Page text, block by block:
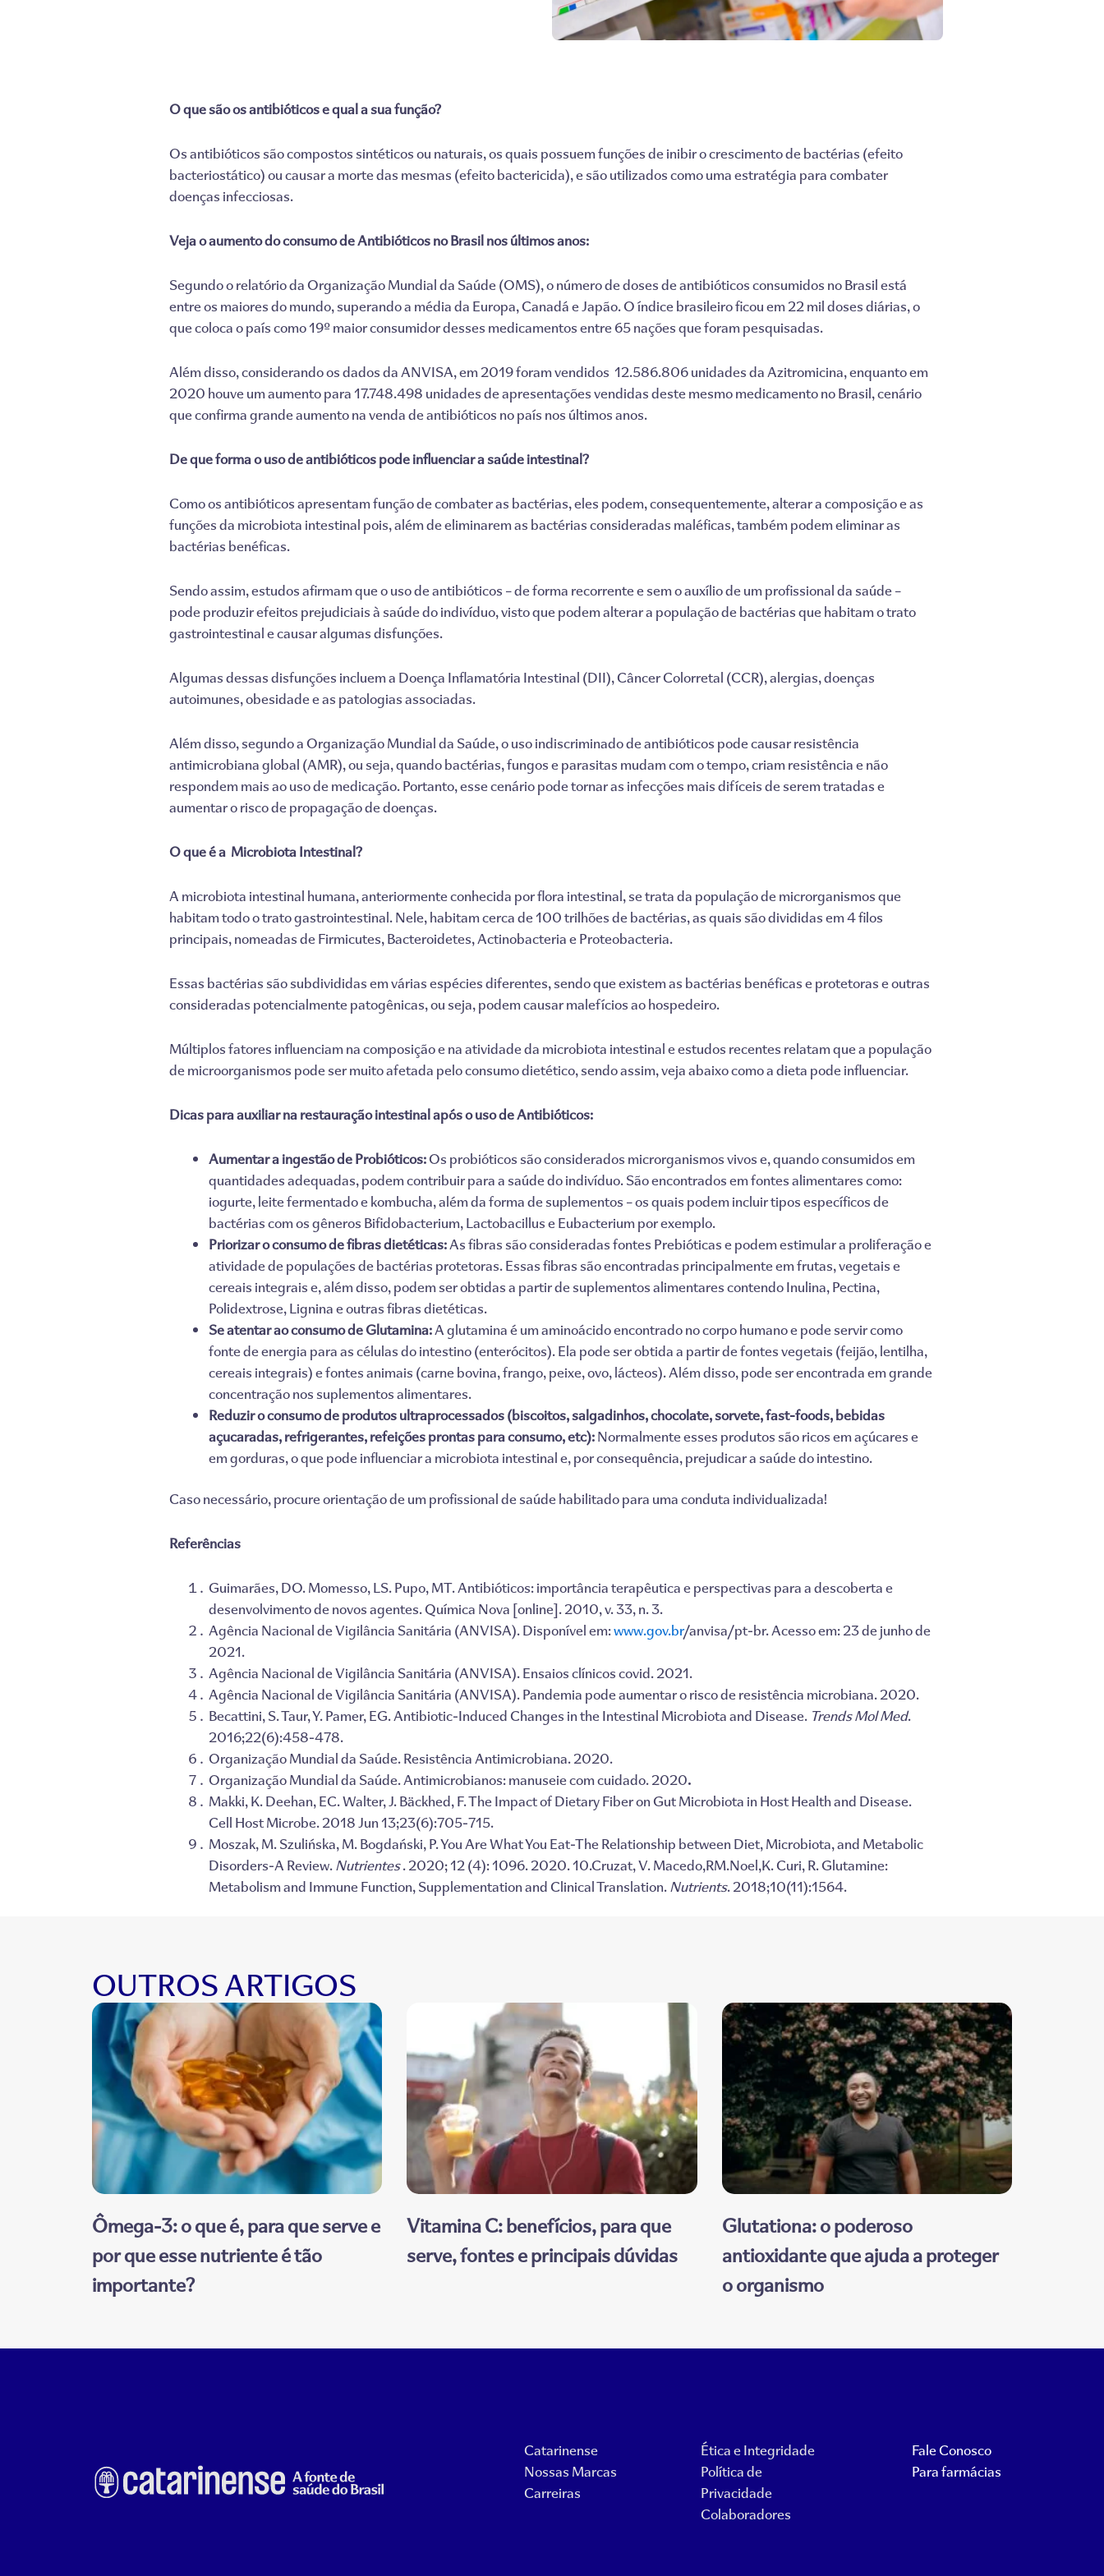
O que são os antibióticos e qual a sua função?
Os antibióticos são compostos sintéticos ou naturais, os quais possuem funções de inibir o crescimento de bactérias (efeito
bacteriostático) ou causar a morte das mesmas (efeito bactericida), e são utilizados como uma estratégia para combater
doenças infecciosas.
Veja o aumento do consumo de Antibióticos no Brasil nos últimos anos:
Segundo o relatório da Organização Mundial da Saúde (OMS), o número de doses de antibióticos consumidos no Brasil está
entre os maiores do mundo, superando a média da Europa, Canadá e Japão. O índice brasileiro ficou em 22 mil doses diárias, o
que coloca o país como 19º maior consumidor desses medicamentos entre 65 nações que foram pesquisadas.
Além disso, considerando os dados da ANVISA, em 2019 foram vendidos 12.586.806 unidades da Azitromicina, enquanto em
2020 houve um aumento para 17.748.498 unidades de apresentações vendidas deste mesmo medicamento no Brasil, cenário
que confirma grande aumento na venda de antibióticos no país nos últimos anos.
De que forma o uso de antibióticos pode influenciar a saúde intestinal?
Como os antibióticos apresentam função de combater as bactérias, eles podem, consequentemente, alterar a composição e as
funções da microbiota intestinal pois, além de eliminarem as bactérias consideradas maléficas, também podem eliminar as
bactérias benéficas.
Sendo assim, estudos afirmam que o uso de antibióticos – de forma recorrente e sem o auxílio de um profissional da saúde –
pode produzir efeitos prejudiciais à saúde do indivíduo, visto que podem alterar a população de bactérias que habitam o trato
gastrointestinal e causar algumas disfunções.
Algumas dessas disfunções incluem a Doença Inflamatória Intestinal (DII), Câncer Colorretal (CCR), alergias, doenças
autoimunes, obesidade e as patologias associadas.
Além disso, segundo a Organização Mundial da Saúde, o uso indiscriminado de antibióticos pode causar resistência
antimicrobiana global (AMR), ou seja, quando bactérias, fungos e parasitas mudam com o tempo, criam resistência e não
respondem mais ao uso de medicação. Portanto, esse cenário pode tornar as infecções mais difíceis de serem tratadas e
aumentar o risco de propagação de doenças.
O que é a Microbiota Intestinal?
A microbiota intestinal humana, anteriormente conhecida por flora intestinal, se trata da população de microrganismos que
habitam todo o trato gastrointestinal. Nele, habitam cerca de 100 trilhões de bactérias, as quais são divididas em 4 filos
principais, nomeadas de Firmicutes, Bacteroidetes, Actinobacteria e Proteobacteria.
Essas bactérias são subdivididas em várias espécies diferentes, sendo que existem as bactérias benéficas e protetoras e outras
consideradas potencialmente patogênicas, ou seja, podem causar malefícios ao hospedeiro.
Múltiplos fatores influenciam na composição e na atividade da microbiota intestinal e estudos recentes relatam que a população
de microorganismos pode ser muito afetada pelo consumo dietético, sendo assim, veja abaixo como a dieta pode influenciar.
Dicas para auxiliar na restauração intestinal após o uso de Antibióticos:
Aumentar a ingestão de Probióticos:Os probióticos são considerados microrganismos vivos e, quando consumidos em
quantidades adequadas, podem contribuir para a saúde do indivíduo. São encontrados em fontes alimentares como:
iogurte, leite fermentado e kombucha, além da forma de suplementos – os quais podem incluir tipos específicos de
bactérias com os gêneros Bifidobacterium, Lactobacillus e Eubacterium por exemplo.
Priorizar o consumo de fibras dietéticas:As fibras são consideradas fontes Prebióticas e podem estimular a proliferação e
atividade de populações de bactérias protetoras. Essas fibras são encontradas principalmente em frutas, vegetais e
cereais integrais e, além disso, podem ser obtidas a partir de suplementos alimentares contendo Inulina, Pectina,
Polidextrose, Lignina e outras fibras dietéticas.
Se atentar ao consumo de Glutamina:A glutamina é um aminoácido encontrado no corpo humano e pode servir como
fonte de energia para as células do intestino (enterócitos). Ela pode ser obtida a partir de fontes vegetais (feijão, lentilha,
cereais integrais) e fontes animais (carne bovina, frango, peixe, ovo, lácteos). Além disso, pode ser encontrada em grande
concentração nos suplementos alimentares.
Reduzir o consumo de produtos ultraprocessados (biscoitos, salgadinhos, chocolate, sorvete, fast-foods, bebidas
açucaradas, refrigerantes, refeições prontas para consumo, etc):Normalmente esses produtos são ricos em açúcares e
em gorduras, o que pode influenciar a microbiota intestinal e, por consequência, prejudicar a saúde do intestino.
Caso necessário, procure orientação de um profissional de saúde habilitado para uma conduta individualizada!
Referências
Guimarães, DO. Momesso, LS. Pupo, MT. Antibióticos: importância terapêutica e perspectivas para a descoberta e
desenvolvimento de novos agentes. Química Nova [online]. 2010, v. 33, n. 3.
Agência Nacional de Vigilância Sanitária (ANVISA). Disponível em:www.gov.br/anvisa/pt-br. Acesso em: 23 de junho de
2021.
Agência Nacional de Vigilância Sanitária (ANVISA). Ensaios clínicos covid. 2021.
Agência Nacional de Vigilância Sanitária (ANVISA). Pandemia pode aumentar o risco de resistência microbiana. 2020.
Becattini, S. Taur, Y. Pamer, EG. Antibiotic-Induced Changes in the Intestinal Microbiota and Disease. Trends Mol Med.
2016;22(6):458-478.
Organização Mundial da Saúde. Resistência Antimicrobiana. 2020.
Organização Mundial da Saúde. Antimicrobianos: manuseie com cuidado. 2020.
Makki, K. Deehan, EC. Walter, J. Bäckhed, F. The Impact of Dietary Fiber on Gut Microbiota in Host Health and Disease.
Cell Host Microbe. 2018 Jun 13;23(6):705-715.
Moszak, M. Szulińska, M. Bogdański, P. You Are What You Eat-The Relationship between Diet, Microbiota, and Metabolic
Disorders-A Review.Nutrientes. 2020; 12 (4): 1096. 2020. 10.Cruzat, V. Macedo,RM.Noel,K. Curi, R. Glutamine:
Metabolism and Immune Function, Supplementation and Clinical Translation.Nutrients. 2018;10(11):1564.
OUTROS ARTIGOS
Ômega-3: o que é, para que serve e
por que esse nutriente é tão
importante?
Vitamina C: benefícios, para que
serve, fontes e principais dúvidas
Glutationa: o poderoso
antioxidante que ajuda a proteger
o organismo
Catarinense
Nossas Marcas
Carreiras
Ética e Integridade
Política de
Privacidade
Colaboradores
Fale Conosco
Para farmácias